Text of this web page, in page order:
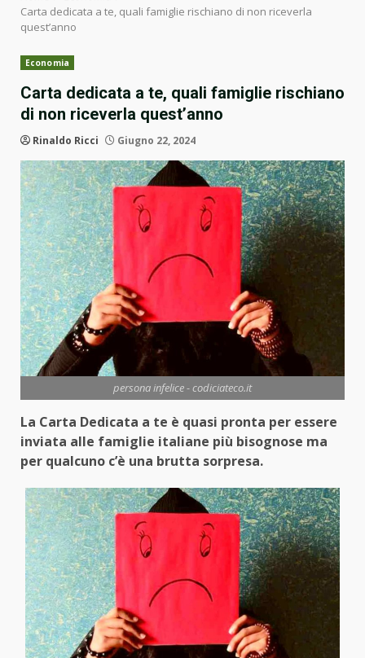
Carta dedicata a te, quali famiglie rischiano di non riceverla
quest’anno
Economia
Carta dedicata a te, quali famiglie rischiano
di non riceverla quest’anno
Rinaldo Ricci Giugno 22, 2024
persona infelice - codiciateco.it
La Carta Dedicata a te è quasi pronta per essere
inviata alle famiglie italiane più bisognose ma
per qualcuno c’è una brutta sorpresa.